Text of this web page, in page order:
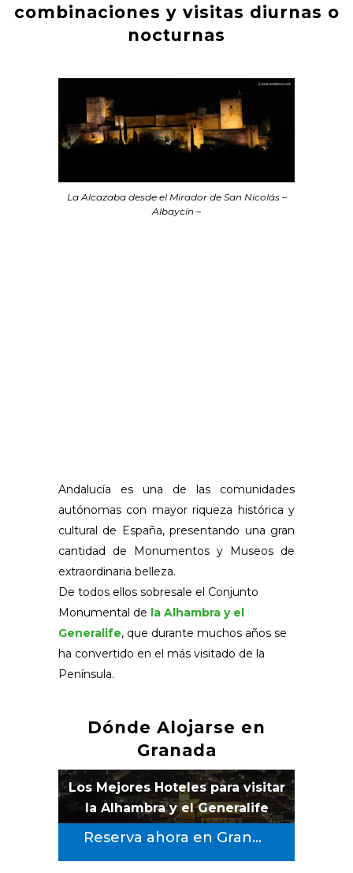
combinaciones y visitas diurnas o
nocturnas
La Alcazaba desde el Mirador de San Nicolás –
Albaycín –
Andalucía es una de las comunidades
autónomas con mayor riqueza histórica y
cultural de España, presentando una gran
cantidad de Monumentos y Museos de
extraordinaria belleza.
De todos ellos sobresale el Conjunto
Monumental de la Alhambra y el
Generalife, que durante muchos años se
ha convertido en el más visitado de la
Península.
Dónde Alojarse en
Granada
Los Mejores Hoteles para visitar
la Alhambra y el Generalife
Reserva ahora en Granada capital